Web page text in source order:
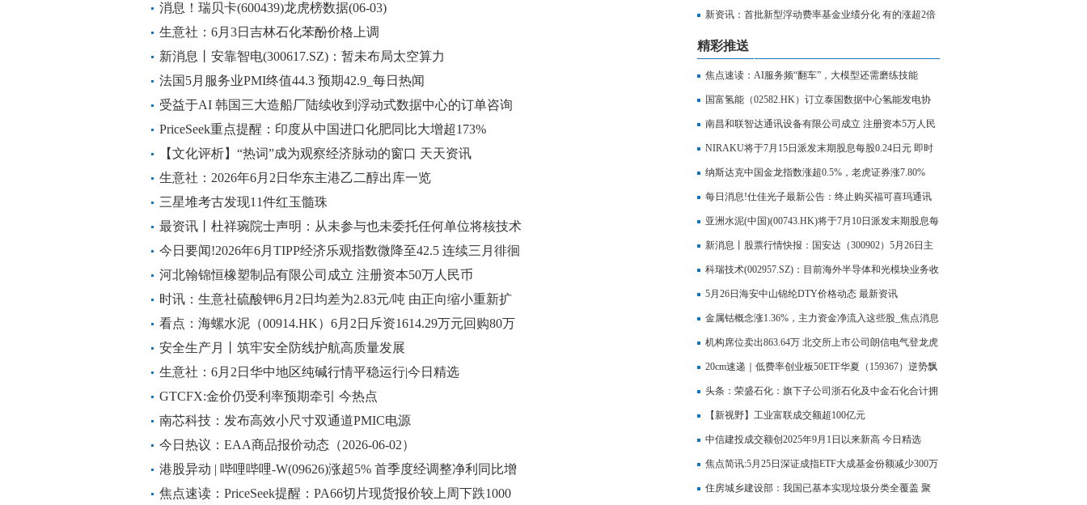
消息！瑞贝卡(600439)龙虎榜数据(06-03)
生意社：6月3日吉林石化苯酚价格上调
新消息丨安靠智电(300617.SZ)：暂未布局太空算力
法国5月服务业PMI终值44.3 预期42.9_每日热闻
受益于AI 韩国三大造船厂陆续收到浮动式数据中心的订单咨询
PriceSeek重点提醒：印度从中国进口化肥同比大增超173%
【文化评析】“热词”成为观察经济脉动的窗口 天天资讯
生意社：2026年6月2日华东主港乙二醇出库一览
三星堆考古发现11件红玉髓珠
最资讯丨杜祥琬院士声明：从未参与也未委托任何单位将核技术
应用于垃圾焚烧
今日要闻!2026年6月TIPP经济乐观指数微降至42.5 连续三月徘徊
低位
河北翰锦恒橡塑制品有限公司成立 注册资本50万人民币
时讯：生意社硫酸钾6月2日均差为2.83元/吨 由正向缩小重新扩
大
看点：海螺水泥（00914.HK）6月2日斥资1614.29万元回购80万
股A股
安全生产月丨筑牢安全防线护航高质量发展
生意社：6月2日华中地区纯碱行情平稳运行|今日精选
GTCFX:金价仍受利率预期牵引 今热点
南芯科技：发布高效小尺寸双通道PMIC电源
今日热议：EAA商品报价动态（2026-06-02）
港股异动 | 哔哩哔哩-W(09626)涨超5% 首季度经调整净利同比增
超六成 广告收入持续维持高增 短讯
焦点速读：PriceSeek提醒：PA66切片现货报价较上周下跌1000
新资讯：首批新型浮动费率基金业绩分化 有的涨超2倍
有的仍在亏损
精彩推送
焦点速读：AI服务频“翻车”，大模型还需磨练技能
国富氢能（02582.HK）订立泰国数据中心氢能发电协
议，试点容量3.00MW
南昌和联智达通讯设备有限公司成立 注册资本5万人民
币
NIRAKU将于7月15日派发末期股息每股0.24日元 即时
纳斯达克中国金龙指数涨超0.5%，老虎证券涨7.80%
每日消息!仕佳光子最新公告：终止购买福可喜玛通讯
公司事项
亚洲水泥(中国)(00743.HK)将于7月10日派发末期股息每
股0.03元
新消息丨股票行情快报：国安达（300902）5月26日主
力资金净卖出384.57万元
科瑞技术(002957.SZ)：目前海外半导体和光模块业务收
入规模及营收占比较小 焦点短讯
5月26日海安中山锦纶DTY价格动态 最新资讯
金属钴概念涨1.36%，主力资金净流入这些股_焦点消息
机构席位卖出863.64万 北交所上市公司朗信电气登龙虎
榜|每日热议
20cm速递｜低费率创业板50ETF华夏（159367）逆势飘
红，近五个交易日净流入401万元
头条：荣盛石化：旗下子公司浙石化及中金石化合计拥
有硫磺设计产能约121万吨/年
【新视野】工业富联成交额超100亿元
中信建投成交额创2025年9月1日以来新高 今日精选
焦点简讯:5月25日深证成指ETF大成基金份额减少300万
份，重仓股宁德时代、中际旭创、新易盛
住房城乡建设部：我国已基本实现垃圾分类全覆盖 聚